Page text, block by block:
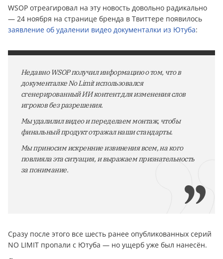
WSOP отреагировал на эту новость довольно радикально
— 24 ноября на странице бренда в Твиттере появилось
заявление об удалении видео документалки из Ютуба:
Недавно WSOP получил информацию о том, что в
документалке No Limit использовался
сгенерированный ИИ контент для изменения слов
игроков без разрешения.
Мы удалилил видео и переделаем монтаж, чтобы
финальный продукт отражал наши стандарты.
Мы приносим искренние извинения всем, на кого
повлияла эта ситуация, и выражаем признательность
за понимание.
Сразу после этого все шесть ранее опубликованных серий
NO LIMIT пропали с Ютуба — но ущерб уже был нанесён.